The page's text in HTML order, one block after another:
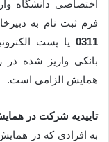
اختصاصی دانشگاه
فرم ثبت نام به
0311 یا پست
بانکی واریز شده
همایش الزامی است.
تاییدیه شرکت در
به افرادی که در